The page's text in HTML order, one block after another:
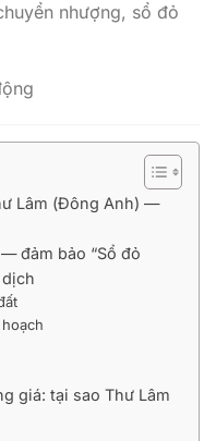
nhượng, sổ đỏ
Lâm (Đông Anh) —
đảm bảo “Sổ đỏ
giá: tại sao Thư Lâm